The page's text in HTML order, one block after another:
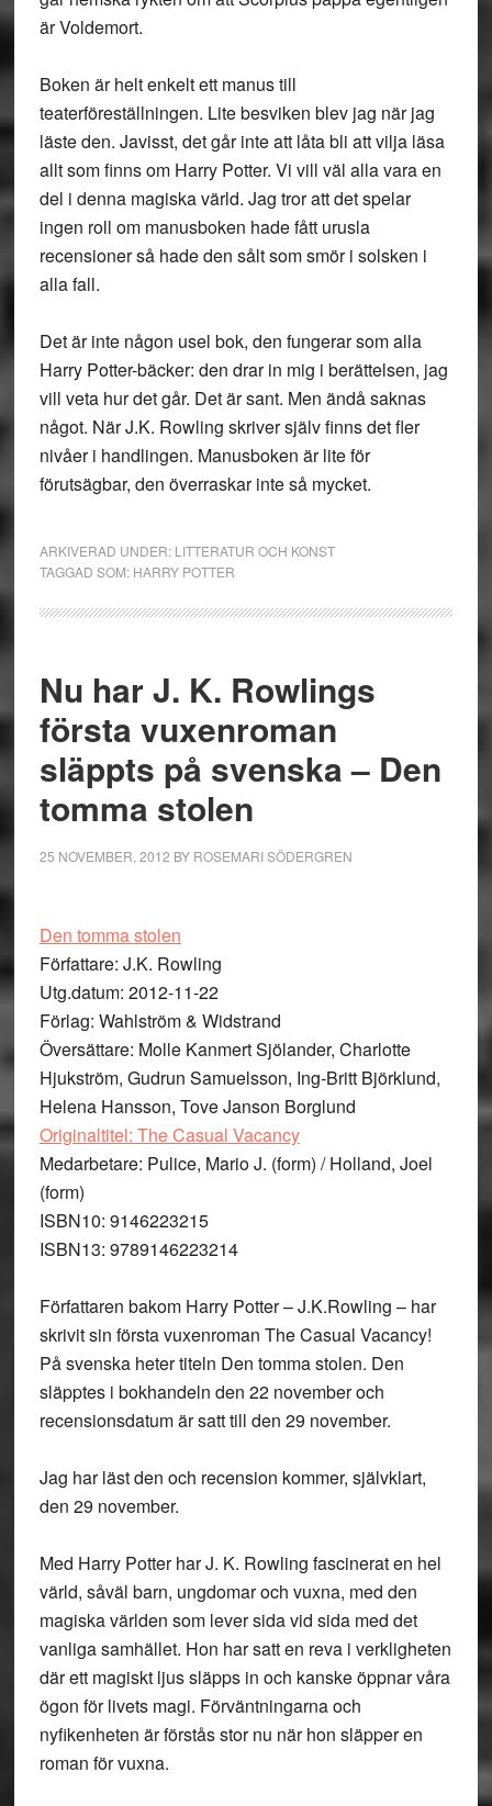
är Voldemort.
Boken är helt enkelt ett manus till
teaterföreställningen. Lite besviken blev jag när jag
läste den. Javisst, det går inte att låta bli att vilja läsa
allt som finns om Harry Potter. Vi vill väl alla vara en
del i denna magiska värld. Jag tror att det spelar
ingen roll om manusboken hade fått urusla
recensioner så hade den sålt som smör i solsken i
alla fall.
Det är inte någon usel bok, den fungerar som alla
Harry Potter-bäcker: den drar in mig i berättelsen, jag
vill veta hur det går. Det är sant. Men ändå saknas
något. När J.K. Rowling skriver själv finns det fler
nivåer i handlingen. Manusboken är lite för
förutsägbar, den överraskar inte så mycket.
ARKIVERAD UNDER: LITTERATUR OCH KONST
TAGGAD SOM: HARRY POTTER
Nu har J. K. Rowlings
första vuxenroman
släppts på svenska – Den
tomma stolen
25 NOVEMBER, 2012 BY ROSEMARI SÖDERGREN
Den tomma stolen
Författare: J.K. Rowling
Utg.datum: 2012-11-22
Förlag: Wahlström & Widstrand
Översättare: Molle Kanmert Sjölander, Charlotte
Hjukström, Gudrun Samuelsson, Ing-Britt Björklund,
Helena Hansson, Tove Janson Borglund
Originaltitel: The Casual Vacancy
Medarbetare: Pulice, Mario J. (form) / Holland, Joel
(form)
ISBN10: 9146223215
ISBN13: 9789146223214
Författaren bakom Harry Potter – J.K.Rowling – har
skrivit sin första vuxenroman The Casual Vacancy!
På svenska heter titeln Den tomma stolen. Den
släpptes i bokhandeln den 22 november och
recensionsdatum är satt till den 29 november.
Jag har läst den och recension kommer, självklart,
den 29 november.
Med Harry Potter har J. K. Rowling fascinerat en hel
värld, såväl barn, ungdomar och vuxna, med den
magiska världen som lever sida vid sida med det
vanliga samhället. Hon har satt en reva i verkligheten
där ett magiskt ljus släpps in och kanske öppnar våra
ögon för livets magi. Förväntningarna och
nyfikenheten är förstås stor nu när hon släpper en
roman för vuxna.